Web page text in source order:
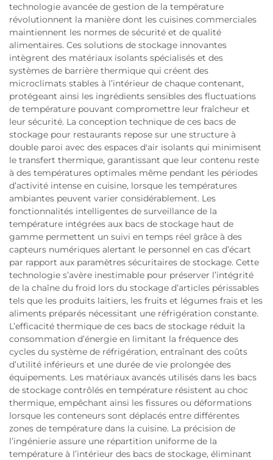
technologie avancée de gestion de la température
révolutionnent la manière dont les cuisines commerciales
maintiennent les normes de sécurité et de qualité
alimentaires. Ces solutions de stockage innovantes
intègrent des matériaux isolants spécialisés et des
systèmes de barrière thermique qui créent des
microclimats stables à l’intérieur de chaque contenant,
protégeant ainsi les ingrédients sensibles des fluctuations
de température pouvant compromettre leur fraîcheur et
leur sécurité. La conception technique de ces bacs de
stockage pour restaurants repose sur une structure à
double paroi avec des espaces d'air isolants qui minimisent
le transfert thermique, garantissant que leur contenu reste
à des températures optimales même pendant les périodes
d’activité intense en cuisine, lorsque les températures
ambiantes peuvent varier considérablement. Les
fonctionnalités intelligentes de surveillance de la
température intégrées aux bacs de stockage haut de
gamme permettent un suivi en temps réel grâce à des
capteurs numériques alertant le personnel en cas d’écart
par rapport aux paramètres sécuritaires de stockage. Cette
technologie s’avère inestimable pour préserver l’intégrité
de la chaîne du froid lors du stockage d’articles périssables
tels que les produits laitiers, les fruits et légumes frais et les
aliments préparés nécessitant une réfrigération constante.
L’efficacité thermique de ces bacs de stockage réduit la
consommation d’énergie en limitant la fréquence des
cycles du système de réfrigération, entraînant des coûts
d’utilité inférieurs et une durée de vie prolongée des
équipements. Les matériaux avancés utilisés dans les bacs
de stockage contrôlés en température résistent au choc
thermique, empêchant ainsi les fissures ou déformations
lorsque les conteneurs sont déplacés entre différentes
zones de température dans la cuisine. La précision de
l’ingénierie assure une répartition uniforme de la
température à l’intérieur des bacs de stockage, éliminant